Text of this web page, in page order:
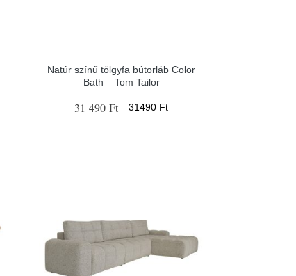
Natúr színű tölgyfa bútorláb Color
Bath – Tom Tailor
31 490 Ft 31490 Ft